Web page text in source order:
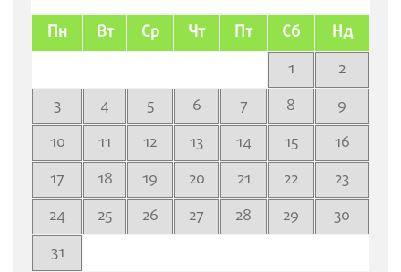
Пн Вт Ср Чт Пт Сб Нд
1
2
3
4 5 6 7 8
9
10
11 12 13 14 15
16
17
18 19 20 21 22
23
24
25 26 27 28 29
30
31